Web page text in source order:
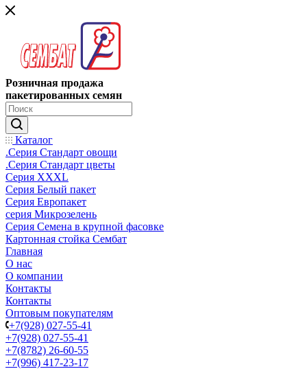
Розничная продажа
пакетированных семян
Каталог
.Серия Стандарт овощи
.Серия Стандарт цветы
Серия XXXL
Серия Белый пакет
Серия Европакет
серия Микрозелень
Серия Семена в крупной фасовке
Картонная стойка Сембат
Главная
О нас
О компании
Контакты
Контакты
Оптовым покупателям
+7(928) 027-55-41
+7(928) 027-55-41
+7(8782) 26-60-55
+7(996) 417-23-17